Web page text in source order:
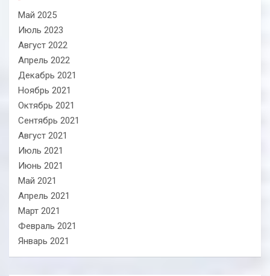
Май 2025
Июль 2023
Август 2022
Апрель 2022
Декабрь 2021
Ноябрь 2021
Октябрь 2021
Сентябрь 2021
Август 2021
Июль 2021
Июнь 2021
Май 2021
Апрель 2021
Март 2021
Февраль 2021
Январь 2021